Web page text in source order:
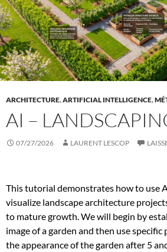
ARCHITECTURE,ARTIFICIAL INTELLIGENCE,
AI –
07/27/2026 LAURENT LESCOP
This tutorial demonstrates how to use
visualize landscape architecture
to mature growth. We will begin by
image of a garden and then use
the appearance of the garden after 5